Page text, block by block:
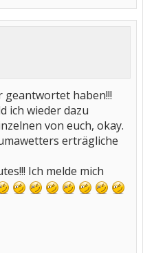
geantwortet haben!!!
ich wieder dazu
von euch, okay.
erträgliche
Ich melde mich